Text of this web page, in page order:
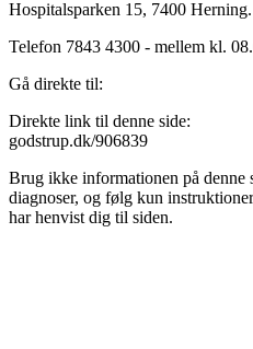
Hospitalsparken 15, 7400 Herning.
Telefon 7843 4300 - mellem kl.
Gå direkte til:
Direkte link til denne side:
godstrup.dk/906839
Brug ikke informationen på denne
diagnoser, og følg kun
har henvist dig til siden.